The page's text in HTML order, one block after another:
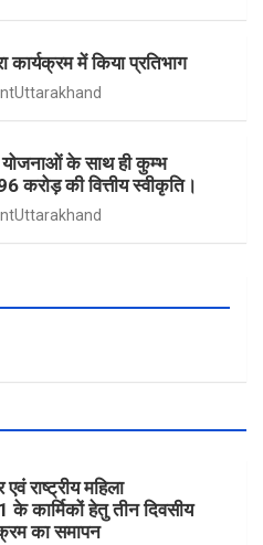
e
r
e
s
t
e
r
u
कार्यक्रम में किया प्रतिभाग
योजनाओं के साथ ही कुम्भ
करोड़ की वित्तीय स्वीकृति।
राष्ट्रीय महिला
कार्मिकों हेतु तीन दिवसीय
का समापन